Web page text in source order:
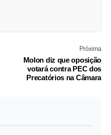
Próxima
Molon diz que oposição
votará contra PEC dos
Precatórios na Câmara